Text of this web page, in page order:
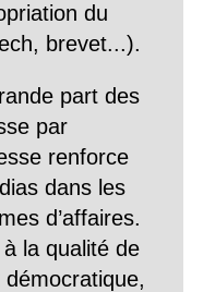
du
brevet...).
part des
par
renforce
dans les
d’affaires.
la qualité de
démocratique,